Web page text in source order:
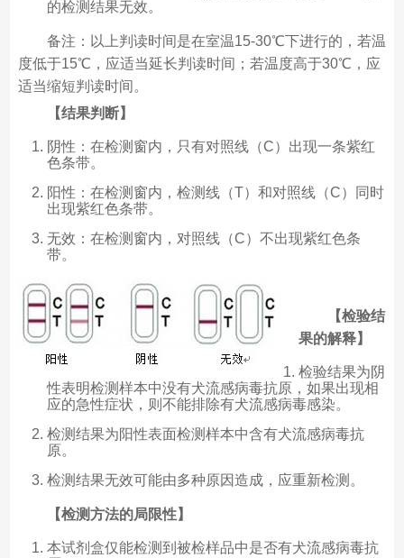
的检测结果无效。
备注：以上判读时间是在室温15-30℃下进行的，若温
度低于15℃，应适当延长判读时间；若温度高于30℃，应
适当缩短判读时间。
【结果判断】
阴性：在检测窗内，只有对照线（C）出现一条紫红
色条带。
阳性：在检测窗内，检测线（T）和对照线（C）同时
出现紫红色条带。
无效：在检测窗内，对照线（C）不出现紫红色条
带。
【检验结
果的解释】
检验结果为阴
性表明检测样本中没有犬流感病毒抗原，如果出现相
应的急性症状，则不能排除有犬流感病毒感染。
检测结果为阳性表面检测样本中含有犬流感病毒抗
原。
检测结果无效可能由多种原因造成，应重新检测。
【检测方法的局限性】
本试剂盒仅能检测到被检样品中是否有犬流感病毒抗